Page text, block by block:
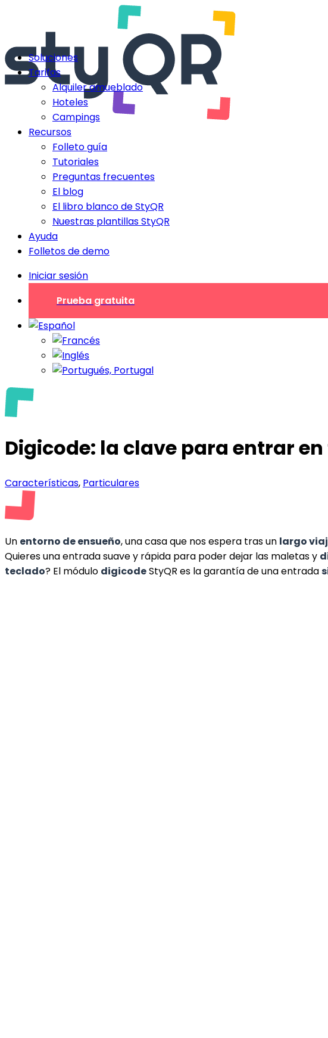
Soluciones
Tarifas
Alquiler amueblado
Hoteles
Campings
Recursos
Folleto guía
Tutoriales
Preguntas frecuentes
El blog
El libro blanco de StyQR
Nuestras plantillas StyQR
Ayuda
Folletos de demo
Iniciar sesión
Prueba gratuita
Digicode: la clave para entrar
Características, Particulares
Un entorno de ensueño, una casa que nos espera tras un largo
Quieres una entrada suave y rápida para poder dejar las maletas y
teclado? El módulo digicodeStyQR es la garantía de una entrada